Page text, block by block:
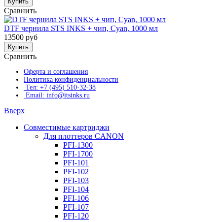
Сравнить
DTF чернила STS INKS + чип, Cyan, 1000 мл
13500 руб
Купить
Сравнить
Оферта и соглашения
Политика конфиденциальности
Тел: +7 (495) 510-32-38
Email: info@itsinks.ru
Вверх
Совместимые картриджи
Для плоттеров CANON
PFI-1300
PFI-1700
PFI-101
PFI-102
PFI-103
PFI-104
PFI-106
PFI-107
PFI-120